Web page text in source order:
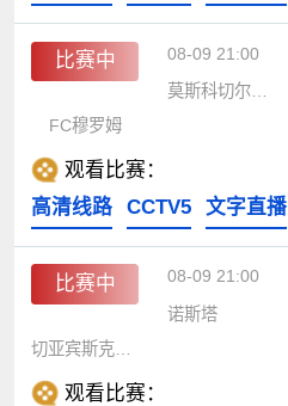
比赛中 08-09 21:00
莫斯科切尔塔诺沃
FC穆罗姆
观看比赛：
高清线路
CCTV5 文字直播
比赛中 08-09 21:00
诺斯塔
观看比赛：